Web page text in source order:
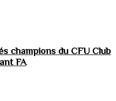
champions du CFU Club
FA